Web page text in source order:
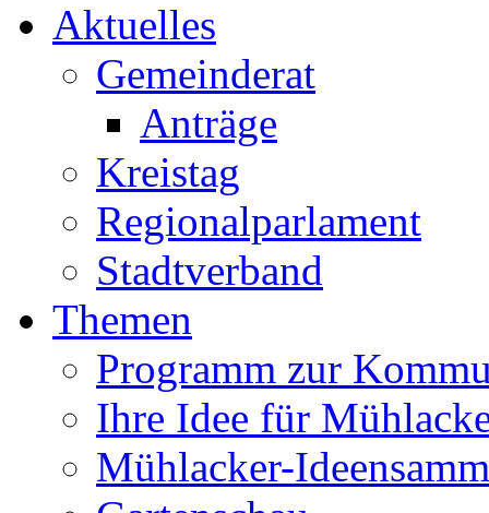
Aktuelles
Gemeinderat
Anträge
Kreistag
Regionalparlament
Stadtverband
Themen
Programm zur
Ihre Idee für
Mühlacker-